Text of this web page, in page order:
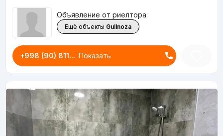
Объявление от риелтора:
Ещё объекты Gullnoza
+998 (90) 811... Показать